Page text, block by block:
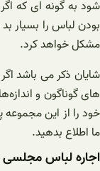
شود به گونه ای که
بودن لباس را بسیار
مشکل خواهد کرد.
شایان ذکر می باشد
های گوناگون و
خود را از این مجموعه
ما اطلاع بدهید.
اجاره لباس مجلسی